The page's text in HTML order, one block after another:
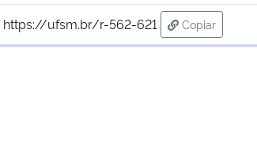
https://ufsm.br/r-562-621
Copiar
para área